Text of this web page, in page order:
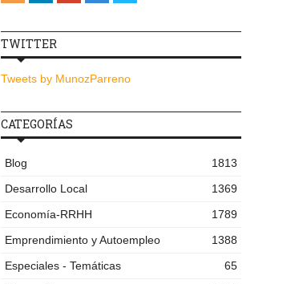
TWITTER
Tweets by MunozParreno
CATEGORÍAS
Blog
1813
Desarrollo Local
1369
Economía-RRHH
1789
Emprendimiento y Autoempleo
1388
Especiales - Temáticas
65